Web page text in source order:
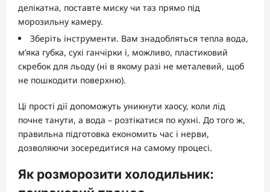
делікатна, поставте миску чи таз прямо під
морозильну камеру.
Зберіть інструменти. Вам знадобляться тепла вода,
м’яка губка, сухі ганчірки і, можливо, пластиковий
скребок для льоду (ні в якому разі не металевий, щоб
не пошкодити поверхню).
Ці прості дії допоможуть уникнути хаосу, коли лід
почне танути, а вода – розтікатися по кухні. До того ж,
правильна підготовка економить час і нерви,
дозволяючи зосередитися на самому процесі.
Як розморозити холодильник: